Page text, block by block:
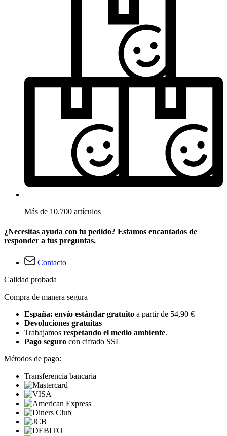
Más de 10.700 artículos
¿Necesitas ayuda con tu pedido? Estamos encantados de
responder a tus preguntas.
Contacto
Calidad probada
Compra de manera segura
España: envío estándar gratuito a partir de 54,90 €
Devoluciones gratuitas
Trabajamos respetando el medio ambiente.
Pago seguro con cifrado SSL
Métodos de pago:
Transferencia bancaria